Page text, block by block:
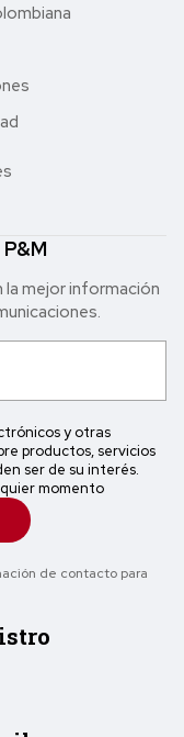
mejor in formación
y otras
productos, servicios
ser de su interés.
momento
de contacto para